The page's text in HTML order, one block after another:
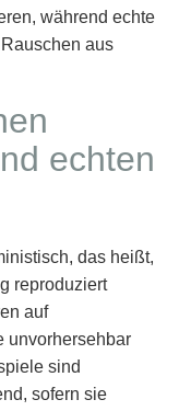
während echte
aus
echten
das heißt,
reproduziert
auf
unvorhersehbar
sind
sofern sie